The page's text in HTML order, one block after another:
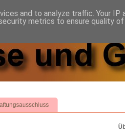
and to analyze traffic. Your IP
metrics to ensure quality